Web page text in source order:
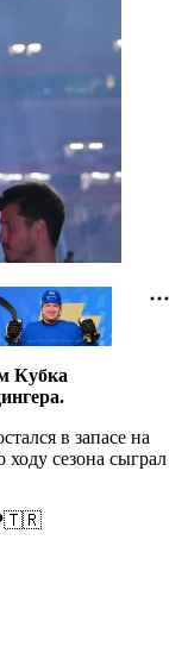
Кубка
в запасе на
сезона сыграл
🇹🇷